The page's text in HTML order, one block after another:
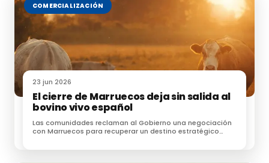
COMERCIALIZACIÓN
23 jun 2026
El cierre de Marruecos deja sin salida al
bovino vivo español
Las comunidades reclaman al Gobierno una negociación
con Marruecos para recuperar un destino estratégico